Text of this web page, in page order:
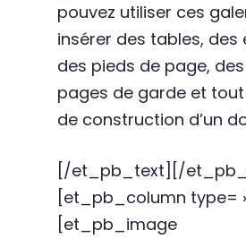
pouvez utiliser ces
insérer des tables, des
des pieds de page,
pages de garde et
de construction d’un
[/et_pb_text][/
[et_pb_column type=
[et_pb_image